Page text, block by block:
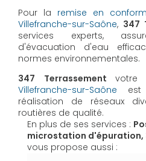
Pour la remise en
Villefranche-sur-Saône, 347
services experts,
d'évacuation d'eau
normes environnementales.
347 Terrassement votre
Villefranche-sur-Saône est
réalisation de réseaux
routières de qualité.
En plus de ses services :
microstation d'épuration,
vous propose aussi :